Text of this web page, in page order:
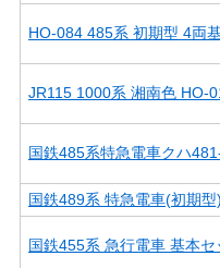
HO-084 485系 初期型 4両
JR115 1000系 湘南色 HO-
国鉄485系特急電車クハ
国鉄489系 特急電車(初期型
国鉄455系 急行電車 基本セ